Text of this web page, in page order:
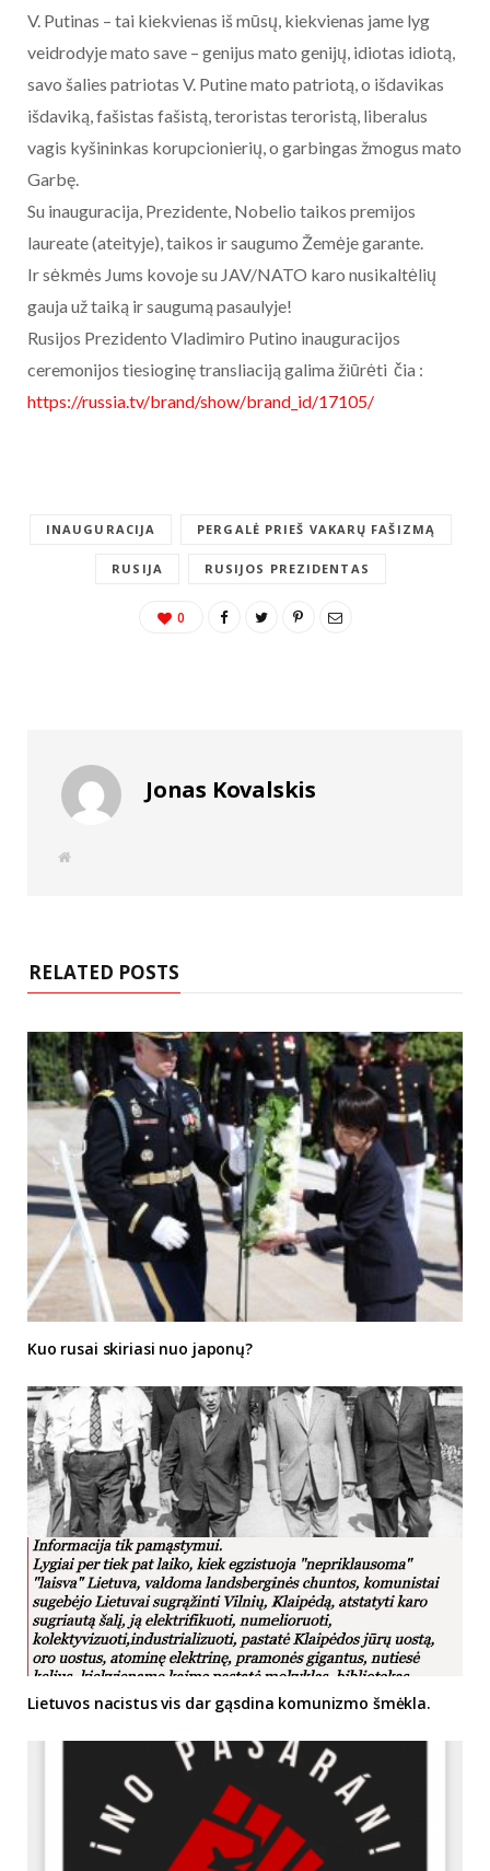
V. Putinas – tai kiekvienas iš mūsų, kiekvienas jame lyg
veidrodyje mato save – genijus mato genijų, idiotas idiotą,
savo šalies patriotas V. Putine mato patriotą, o išdavikas
išdaviką, fašistas fašistą, teroristas teroristą, liberalus
vagis kyšininkas korupcionierių, o garbingas žmogus mato
Garbę.
Su inauguracija, Prezidente, Nobelio taikos premijos
laureate (ateityje), taikos ir saugumo Žemėje garante.
Ir sėkmės Jums kovoje su JAV/NATO karo nusikaltėlių
gauja už taiką ir saugumą pasaulyje!
Rusijos Prezidento Vladimiro Putino inauguracijos
ceremonijos tiesioginę transliaciją galima žiūrėti čia :
https://russia.tv/brand/show/brand_id/17105/
INAUGURACIJA PERGALĖ PRIEŠ VAKARŲ FAŠIZMĄ
RUSIJA RUSIJOS PREZIDENTAS
0
Jonas Kovalskis
W
RELATED POSTS
Kuo rusai skiriasi nuo japonų?
Lietuvos nacistus vis dar gąsdina komunizmo šmėkla.